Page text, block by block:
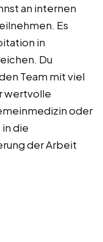
an internen
Es
in
Du
Team mit viel
wertvolle
oder
die
der Arbeit